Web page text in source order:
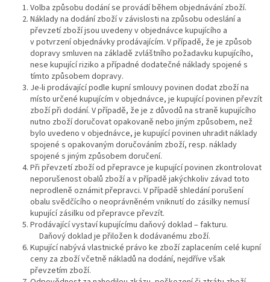
Volba způsobu dodání se provádí během objednávání zboží.
Náklady na dodání zboží v závislosti na způsobu odeslání a
převzetí zboží jsou uvedeny v objednávce kupujícího a
v potvrzení objednávky prodávajícím. V případě, že je způsob
dopravy smluven na základě zvláštního požadavku kupujícího,
nese kupující riziko a případné dodatečné náklady spojené s
tímto způsobem dopravy.
Je-li prodávající podle kupní smlouvy povinen dodat zboží na
místo určené kupujícím v objednávce, je kupující povinen převzít
zboží při dodání. V případě, že je z důvodů na straně kupujícího
nutno zboží doručovat opakovaně nebo jiným způsobem, než
bylo uvedeno v objednávce, je kupující povinen uhradit náklady
spojené s opakovaným doručováním zboží, resp. náklady
spojené s jiným způsobem doručení.
Při převzetí zboží od přepravce je kupující povinen zkontrolovat
neporušenost obalů zboží a v případě jakýchkoliv závad toto
neprodleně oznámit přepravci. V případě shledání porušení
obalu svědčícího o neoprávněném vniknutí do zásilky nemusí
kupující zásilku od přepravce převzít.
Prodávající vystaví kupujícímu daňový doklad – fakturu.
Daňový doklad je přiložen k dodávanému zboží.
Kupující nabývá vlastnické právo ke zboží zaplacením celé kupní
ceny za zboží včetně nákladů na dodání, nejdříve však
převzetím zboží.